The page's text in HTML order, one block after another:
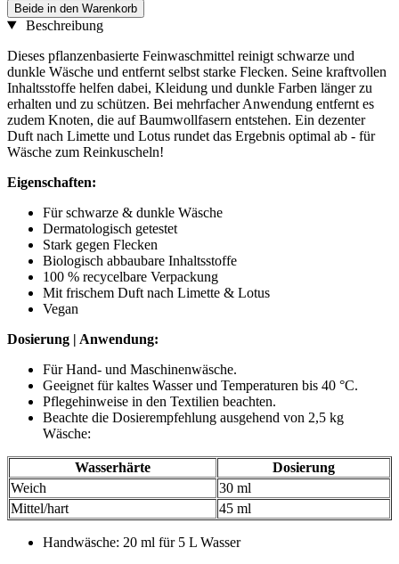
Beide in den Warenkorb
Beschreibung
Dieses pflanzenbasierte Feinwaschmittel reinigt schwarze und
dunkle Wäsche und entfernt selbst starke Flecken. Seine kraftvollen
Inhaltsstoffe helfen dabei, Kleidung und dunkle Farben länger zu
erhalten und zu schützen. Bei mehrfacher Anwendung entfernt es
zudem Knoten, die auf Baumwollfasern entstehen. Ein dezenter
Duft nach Limette und Lotus rundet das Ergebnis optimal ab - für
Wäsche zum Reinkuscheln!
Eigenschaften:
Für schwarze & dunkle Wäsche
Dermatologisch getestet
Stark gegen Flecken
Biologisch abbaubare Inhaltsstoffe
100 % recycelbare Verpackung
Mit frischem Duft nach Limette & Lotus
Vegan
Dosierung | Anwendung:
Für Hand- und Maschinenwäsche.
Geeignet für kaltes Wasser und Temperaturen bis 40 °C.
Pflegehinweise in den Textilien beachten.
Beachte die Dosierempfehlung ausgehend von 2,5 kg
Wäsche:
Wasserhärte
Dosierung
Weich
30 ml
Mittel/hart
45 ml
Handwäsche: 20 ml für 5 L Wasser